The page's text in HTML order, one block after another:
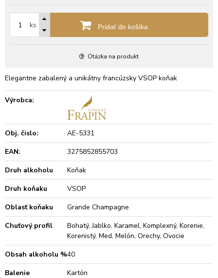
ks Pridať do košíka
Otázka na produkt
Elegantne zabalený a unikátny francúzsky VSOP koňak
Výrobca:
Obj. čislo:
AE-5331
EAN:
3275852855703
Druh alkoholu
Koňak
Druh koňaku
VSOP
Oblasť koňaku
Grande Champagne
Chuťový profil
Bohatý, Jablko, Karamel, Komplexný, Korenie,
Korenistý, Med, Melón, Orechy, Ovocie
Obsah alkoholu %40
Balenie
Kartón